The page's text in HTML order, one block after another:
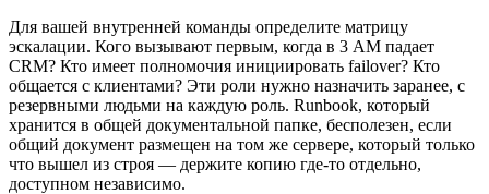
Для вашей внутренней команды определите матрицу
эскалации. Кого вызывают первым, когда в 3 AM падает
CRM? Кто имеет полномочия инициировать failover? Кто
общается с клиентами? Эти роли нужно назначить заранее, с
резервными людьми на каждую роль. Runbook, который
хранится в общей документальной папке, бесполезен, если
общий документ размещен на том же сервере, который только
что вышел из строя — держите копию где-то отдельно,
доступном независимо.